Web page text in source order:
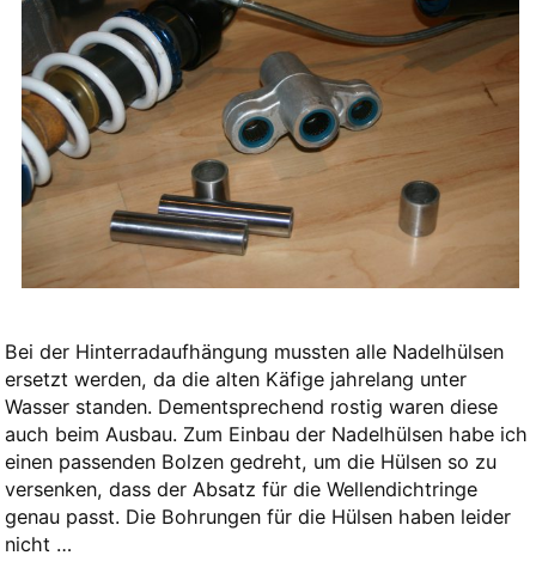
Bei der Hinterradaufhängung mussten alle Nadelhülsen
ersetzt werden, da die alten Käfige jahrelang unter
Wasser standen. Dementsprechend rostig waren diese
auch beim Ausbau. Zum Einbau der Nadelhülsen habe ich
einen passenden Bolzen gedreht, um die Hülsen so zu
versenken, dass der Absatz für die Wellendichtringe
genau passt. Die Bohrungen für die Hülsen haben leider
nicht …